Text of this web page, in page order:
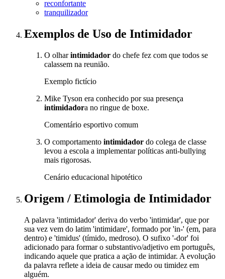
reconfortante
tranquilizador
Exemplos de Uso de Intimidador
O olharintimidador do chefe fez com que todos se
calassem na reunião.
Exemplo fictício
Mike Tyson era conhecido por sua presença
intimidadora no ringue de boxe.
Comentário esportivo comum
O comportamento intimidador do colega de classe
levou a escola a implementar políticas anti-bullying
mais rigorosas.
Cenário educacional hipotético
Origem / Etimologia de Intimidador
A palavra 'intimidador' deriva do verbo 'intimidar', que por
sua vez vem do latim 'intimidare', formado por 'in-' (em, para
dentro) e 'timidus' (tímido, medroso). O sufixo '-dor' foi
adicionado para formar o substantivo/adjetivo em português,
indicando aquele que pratica a ação de intimidar. A evolução
da palavra reflete a ideia de causar medo ou timidez em
alguém.